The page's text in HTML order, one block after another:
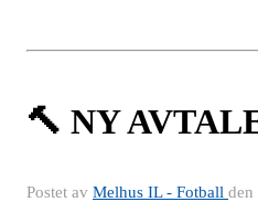
🔨 NY
Postet av Melhus IL - Fotball den